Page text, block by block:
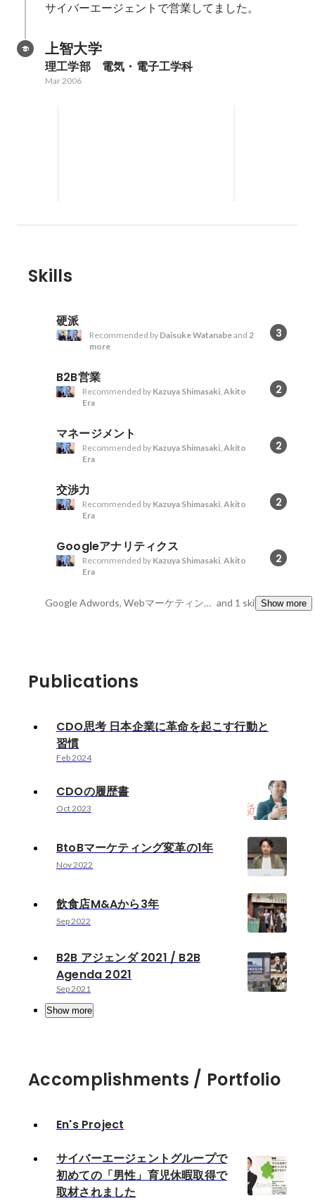
サイバーエージェントで営業してました。
上智大学
理工学部　電気・電子工学科
Mar 2006
Skills
硬派
3
Recommended by Daisuke Watanabeand 2
more
B2B営業
2
Recommended by Kazuya Shimasaki, Akito
Era
マネージメント
2
Recommended by Kazuya Shimasaki, Akito
Era
交渉力
2
Recommended by Kazuya Shimasaki, Akito
Era
Googleアナリティクス
2
Recommended by Kazuya Shimasaki, Akito
Era
Google Adwords, Webマーケティング, 競合分析 and 1 skillsShow more
Publications
CDO思考 日本企業に革命を起こす行動と
習慣
Feb 2024
CDOの履歴書
Oct 2023
BtoBマーケティング変革の1年
Nov 2022
飲食店M&Aから3年
Sep 2022
B2B アジェンダ 2021 / B2B
Agenda 2021
Sep 2021
Show more
Accomplishments / Portfolio
En's Project
サイバーエージェントグループで
初めての「男性」育児休暇取得で
取材されました